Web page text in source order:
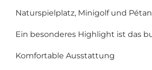
Naturspielplatz, Minigolf und
Ein besonderes Highlight ist das
Komfortable Ausstattung